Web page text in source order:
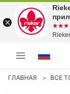
ГЛАВНАЯ ВСЕ